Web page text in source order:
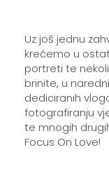
Uz još jednu
krećemo u
portreti te
brinite, u
dediciranih
fotografiranju
te mnogih
Focus On Love!